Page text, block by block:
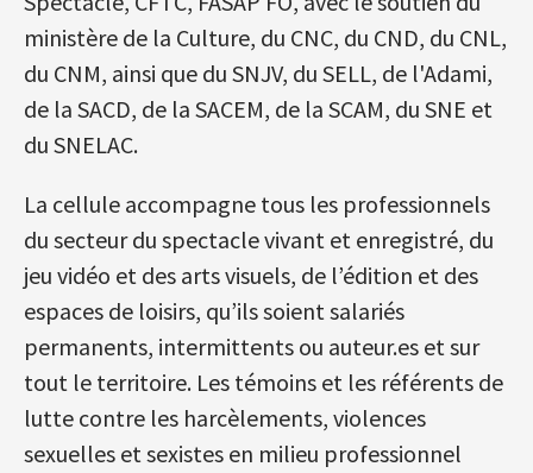
ministère de la Culture, du CNC, du CND, du CNL,
du CNM, ainsi que du SNJV, du SELL, de l'Adami,
de la SACD, de la SACEM, de la SCAM, du SNE et
du SNELAC.
La cellule accompagne tous les professionnels
du secteur du spectacle vivant et enregistré, du
jeu vidéo et des arts visuels, de l’édition et des
espaces de loisirs, qu’ils soient salariés
permanents, intermittents ou auteur.es et sur
tout le territoire. Les témoins et les référents de
lutte contre les harcèlements, violences
sexuelles et sexistes en milieu professionnel